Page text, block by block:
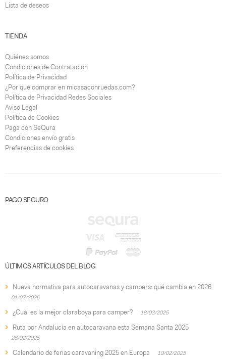
Lista de deseos
TIENDA
Quiénes somos
Condiciones de Contratación
Política de Privacidad
¿Por qué comprar en micasaconruedas.com?
Política de Privacidad Redes Sociales
Aviso Legal
Política de Cookies
Paga con SeQura
Condiciones envío gratis
Preferencias de cookies
PAGO SEGURO
ÚLTIMOS ARTÍCULOS DEL BLOG
Nueva normativa para autocaravanas y campers: qué cambia en 2026
01/07/2026
¿Cuál es la mejor claraboya para camper? 18/03/2025
Ruta por Andalucía en autocaravana esta Semana Santa 2025
26/02/2025
Calendario de ferias caravaning 2025 en Europa 19/02/2025